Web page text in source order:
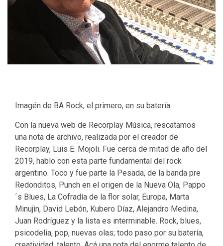
Imagén de BA Rock, el primero, en su batería.
Con la nueva web de Recorplay Música, rescatamos
una nota de archivo, realizada por el creador de
Recorplay, Luis E. Mojoli. Fue cerca de mitad de año del
2019, hablo con esta parte fundamental del rock
argentino. Toco y fue parte la Pesada, de la banda pre
Redonditos, Punch en el origen de la Nueva Ola, Pappo
´s Blues, La Cofradía de la flor solar, Europa, Marta
Minujin, David Lebón, Kubero Díaz, Alejandro Medina,
Juan Rodríguez y la lista es interminable. Rock, blues,
psicodelia, pop, nuevas olas; todo paso por su batería,